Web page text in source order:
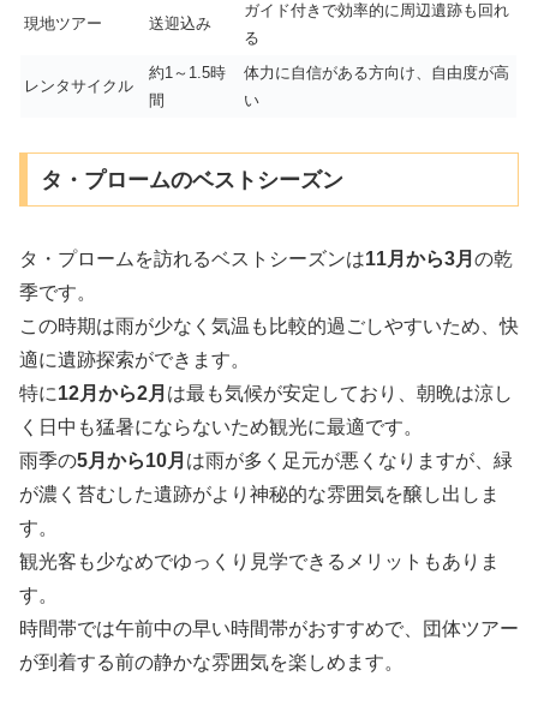
現地ツアー 送迎込み
ガイド付きで効率的に周辺遺跡も回れ
る
レンタサイクル
約1～1.5時
間
体力に自信がある方向け、自由度が高
い
タ・プロームのベストシーズン
タ・プロームを訪れるベストシーズンは11月から3月 の乾
季です。
この時期は雨が少なく気温も比較的過ごしやすいため、快
適に遺跡探索ができます。
特に12月から2月 は最も気候が安定しており、朝晩は涼し
く日中も猛暑にならないため観光に最適です。
雨季の5月から10月 は雨が多く足元が悪くなりますが、緑
が濃く苔むした遺跡がより神秘的な雰囲気を醸し出しま
す。
観光客も少なめでゆっくり見学できるメリットもありま
す。
時間帯では午前中の早い時間帯がおすすめで、団体ツアー
が到着する前の静かな雰囲気を楽しめます。